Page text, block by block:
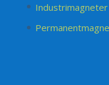
Industrimagneter